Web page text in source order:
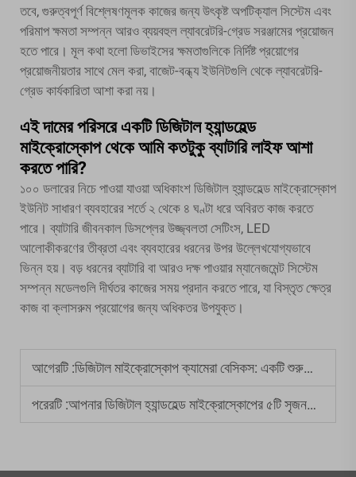
তবে, গুরুত্বপূর্ণ বিশ্লেষণমূলক কাজের জন্য উৎকৃষ্ট অপটিক্যাল সিস্টেম এবং
পরিমাপ ক্ষমতা সম্পন্ন আরও ব্যয়বহুল ল্যাবরেটরি-গ্রেড সরঞ্জামের প্রয়োজন
হতে পারে। মূল কথা হলো ডিভাইসের ক্ষমতাগুলিকে নির্দিষ্ট প্রয়োগের
প্রয়োজনীয়তার সাথে মেল করা, বাজেট-বন্ধ্য ইউনিটগুলি থেকে ল্যাবরেটরি-
গ্রেড কার্যকারিতা আশা করা নয়।
এই দামের পরিসরে একটি ডিজিটাল হ্যান্ডহেল্ড
মাইক্রোস্কোপ থেকে আমি কতটুকু ব্যাটারি লাইফ আশা
করতে পারি?
১০০ ডলারের নিচে পাওয়া যাওয়া অধিকাংশ ডিজিটাল হ্যান্ডহেল্ড মাইক্রোস্কোপ
ইউনিট সাধারণ ব্যবহারের শর্তে ২ থেকে ৪ ঘণ্টা ধরে অবিরত কাজ করতে
পারে। ব্যাটারি জীবনকাল ডিসপ্লের উজ্জ্বলতা সেটিংস, LED
আলোকীকরণের তীব্রতা এবং ব্যবহারের ধরনের উপর উল্লেখযোগ্যভাবে
ভিন্ন হয়। বড় ধরনের ব্যাটারি বা আরও দক্ষ পাওয়ার ম্যানেজমেন্ট সিস্টেম
সম্পন্ন মডেলগুলি দীর্ঘতর কাজের সময় প্রদান করতে পারে, যা বিস্তৃত ক্ষেত্র
কাজ বা ক্লাসরুম প্রয়োগের জন্য অধিকতর উপযুক্ত।
আগেরটি :ডিজিটাল মাইক্রোস্কোপ ক্যামেরা বেসিকস: একটি শুরুআতির গাইড
পরেরটি :আপনার ডিজিটাল হ্যান্ডহেল্ড মাইক্রোস্কোপের ৫টি সৃজনশীল ব্যবহার